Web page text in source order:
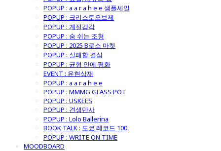
POPUP : a a r a h e e 샘플세일
POPUP : 크리스토오브제
POPUP : 계절감각
POPUP : 숨 쉬는 조형
POPUP : 2025 B로소 마켓
POPUP : 실패할 결심
POPUP : 균형 안에 평화
EVENT : 윤현상재
POPUP : a a r a h e e
POPUP : MMMG GLASS POT
POPUP : USKEES
POPUP : 견생만사
POPUP : Lolo Ballerina
BOOK TALK : 도쿄 레코드 100
POPUP : WRITE ON TIME
MOODBOARD